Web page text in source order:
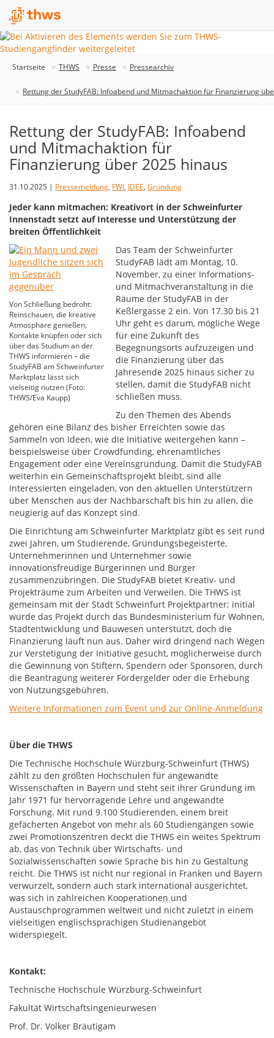
Startseite THWS Presse Pressearchiv
Rettung der StudyFAB: Infoabend und Mitmachaktion für Finanzierung
Rettung der StudyFAB: Infoabend
und Mitmachaktion für
Finanzierung über 2025 hinaus
31.10.2025 | Pressemeldung, FWI, IDEE, Gründung
Jeder kann mitmachen: Kreativort in der Schweinfurter
Innenstadt setzt auf Interesse und Unterstützung der
breiten Öffentlichkeit
Von Schließung bedroht:
Reinschauen, die kreative
Atmosphäre genießen,
Kontakte knüpfen oder sich
über das Studium an der
THWS informieren – die
StudyFAB am Schweinfurter
Marktplatz lässt sich
vielseitig nutzen (Foto:
THWS/Eva Kaupp)
Das Team der Schweinfurter
StudyFAB lädt am Montag, 10.
November, zu einer Informations-
und Mitmachveranstaltung in die
Räume der StudyFAB in der
Keßlergasse 2 ein. Von 17.30 bis 21
Uhr geht es darum, mögliche Wege
für eine Zukunft des
Begegnungsorts aufzuzeigen und
die Finanzierung über das
Jahresende 2025 hinaus sicher zu
stellen, damit die StudyFAB nicht
schließen muss.
Zu den Themen des Abends
gehören eine Bilanz des bisher Erreichten sowie das
Sammeln von Ideen, wie die Initiative weitergehen kann –
beispielsweise über Crowdfunding, ehrenamtliches
Engagement oder eine Vereinsgründung. Damit die StudyFAB
weiterhin ein Gemeinschaftsprojekt bleibt, sind alle
Interessierten eingeladen, von den aktuellen Unterstützern
über Menschen aus der Nachbarschaft bis hin zu allen, die
neugierig auf das Konzept sind.
Die Einrichtung am Schweinfurter Marktplatz gibt es seit rund
zwei Jahren, um Studierende, Gründungsbegeisterte,
Unternehmerinnen und Unternehmer sowie
innovationsfreudige Bürgerinnen und Bürger
zusammenzubringen. Die StudyFAB bietet Kreativ- und
Projekträume zum Arbeiten und Verweilen. Die THWS ist
gemeinsam mit der Stadt Schweinfurt Projektpartner; initial
wurde das Projekt durch das Bundesministerium für Wohnen,
Stadtentwicklung und Bauwesen unterstützt, doch die
Finanzierung läuft nun aus. Daher wird dringend nach Wegen
zur Verstetigung der Initiative gesucht, möglicherweise durch
die Gewinnung von Stiftern, Spendern oder Sponsoren, durch
die Beantragung weiterer Fördergelder oder die Erhebung
von Nutzungsgebühren.
Weitere Informationen zum Event und zur Online-Anmeldung
Über die THWS
Die Technische Hochschule Würzburg-Schweinfurt (THWS)
zählt zu den größten Hochschulen für angewandte
Wissenschaften in Bayern und steht seit ihrer Gründung im
Jahr 1971 für hervorragende Lehre und angewandte
Forschung. Mit rund 9.100 Studierenden, einem breit
gefächerten Angebot von mehr als 60 Studiengängen sowie
zwei Promotionszentren deckt die THWS ein weites Spektrum
ab, das von Technik über Wirtschafts- und
Sozialwissenschaften sowie Sprache bis hin zu Gestaltung
reicht. Die THWS ist nicht nur regional in Franken und Bayern
verwurzelt, sondern auch stark international ausgerichtet,
was sich in zahlreichen Kooperationen und
Austauschprogrammen weltweit und nicht zuletzt in einem
vielseitigen englischsprachigen Studienangebot
widerspiegelt.
Kontakt:
Technische Hochschule Würzburg-Schweinfurt
Fakultät Wirtschaftsingenieurwesen
Prof. Dr. Volker Bräutigam